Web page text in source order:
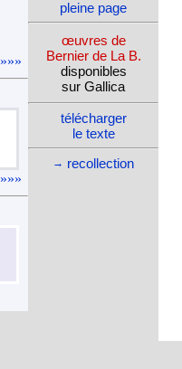
»»»
»»»
pleine page
œuvres de
Bernier de La B.
dispo­nibles
sur Gallica
télé­charger
le texte
→ recol­lec­tion